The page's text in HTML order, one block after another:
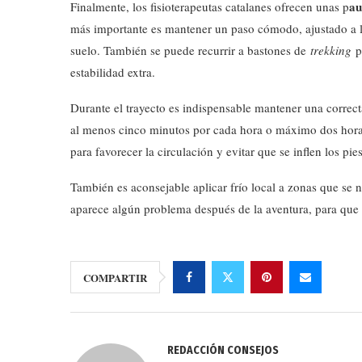
Finalmente, los fisioterapeutas catalanes ofrecen unas p
más importante es mantener un paso cómodo, ajustado
suelo. También se puede recurrir a bastones de trekking
estabilidad extra.
Durante el trayecto es indispensable mantener una
al menos cinco minutos por cada hora o máximo dos
para favorecer la circulación y evitar que se inflen los
También es aconsejable aplicar frío local a zonas que se
aparece algún problema después de la aventura, para
COMPARTIR
REDACCIÓN CONSEJOS